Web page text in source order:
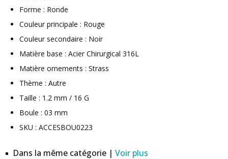
Forme : Ronde
Couleur principale : Rouge
Couleur secondaire : Noir
Matière base : Acier Chirurgical 316L
Matière ornements : Strass
Thème : Autre
Taille : 1.2 mm / 16 G
Boule : 03 mm
SKU : ACCESBOU0223
Dans la même catégorie | Voir plus